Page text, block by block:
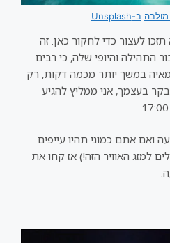
ב-Unsplash
לעצור כדי לחקור כאן. זה
התהילה והיופי שלה, כי רבים
במשך יותר מכמה דקות, רק
בעצמך, אני ממליץ להגיע
ואם אתם כמוני תהיו עייפים
למזג האוויר הזה!) אז קחו את